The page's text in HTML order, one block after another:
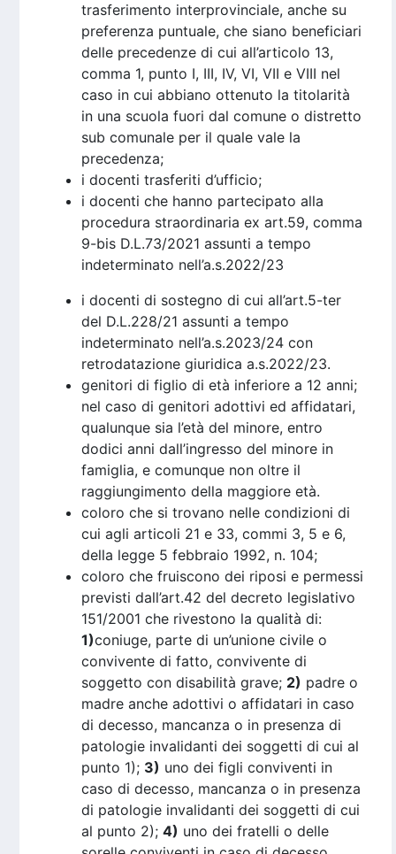
trasferimento interprovinciale, anche su
preferenza puntuale, che siano beneficiari
delle precedenze di cui all’articolo 13,
comma 1, punto I, III, IV, VI, VII e VIII nel
caso in cui abbiano ottenuto la titolarità
in una scuola fuori dal comune o distretto
sub comunale per il quale vale la
precedenza;
i docenti trasferiti d’ufficio;
i docenti che hanno partecipato alla
procedura straordinaria ex art.59, comma
9-bis D.L.73/2021 assunti a tempo
indeterminato nell’a.s.2022/23
i docenti di sostegno di cui all’art.5-ter
del D.L.228/21 assunti a tempo
indeterminato nell’a.s.2023/24 con
retrodatazione giuridica a.s.2022/23.
genitori di figlio di età inferiore a 12 anni;
nel caso di genitori adottivi ed affidatari,
qualunque sia l’età del minore, entro
dodici anni dall’ingresso del minore in
famiglia, e comunque non oltre il
raggiungimento della maggiore età.
coloro che si trovano nelle condizioni di
cui agli articoli 21 e 33, commi 3, 5 e 6,
della legge 5 febbraio 1992, n. 104;
coloro che fruiscono dei riposi e permessi
previsti dall’art.42 del decreto legislativo
151/2001 che rivestono la qualità di:
1)coniuge, parte di un’unione civile o
convivente di fatto, convivente di
soggetto con disabilità grave; 2) padre o
madre anche adottivi o affidatari in caso
di decesso, mancanza o in presenza di
patologie invalidanti dei soggetti di cui al
punto 1); 3) uno dei figli conviventi in
caso di decesso, mancanza o in presenza
di patologie invalidanti dei soggetti di cui
al punto 2); 4) uno dei fratelli o delle